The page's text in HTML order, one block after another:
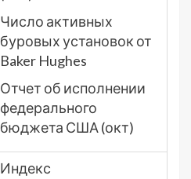
Число активных
буровых установок от
Baker Hughes
Отчет об исполнении
федерального
бюджета США (окт)
Индекс